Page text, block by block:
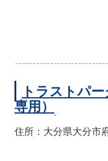
トラストパ
専用）
住所：大分県大分市